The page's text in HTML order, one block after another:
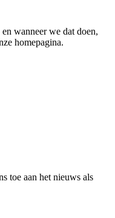
wanneer we dat doen,
homepagina.
toe aan het nieuws als